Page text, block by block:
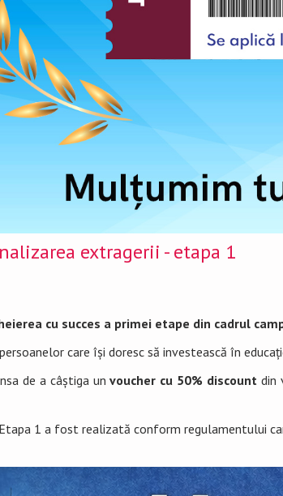
extragerii - etapa 1
cu succes a primei etape din cadrul
care își doresc să investească în
de a câștiga unvoucher cu 50% discount din
1 a fost realizată conform regulamentului